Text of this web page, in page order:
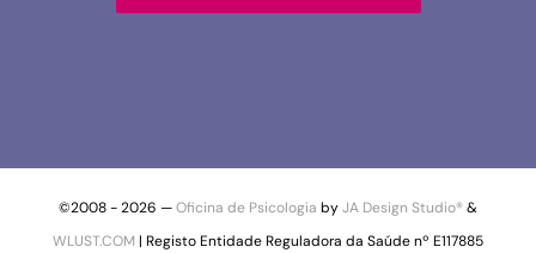
©2008 -2026 —Oficina de Psicologia byJA Design Studio®&
WLUST.COM | Registo Entidade Reguladora da Saúde nº E117885